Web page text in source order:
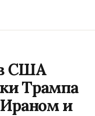
США
Трампа
и